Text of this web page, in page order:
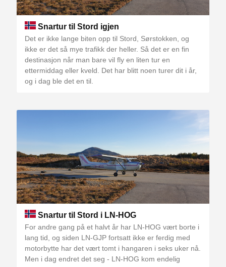
Snartur til Stord igjen
Det er ikke lange biten opp til Stord, Sørstokken, og
ikke er det så mye trafikk der heller. Så det er en fin
destinasjon når man bare vil fly en liten tur en
ettermiddag eller kveld. Det har blitt noen turer dit i år,
og i dag ble det en til.
Snartur til Stord i LN-HOG
For andre gang på et halvt år har LN-HOG vært borte i
lang tid, og siden LN-GJP fortsatt ikke er ferdig med
motorbytte har det vært tomt i hangaren i seks uker nå.
Men i dag endret det seg - LN-HOG kom endelig